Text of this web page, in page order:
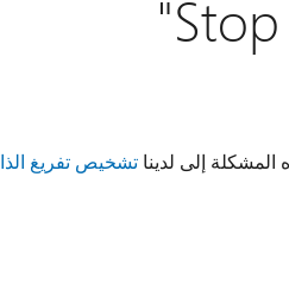
إلى لدينا تشخيص تفريغ